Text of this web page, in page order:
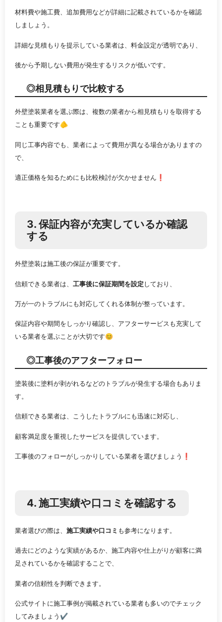
材料費や施工費、追加費用などが詳細に記載されているかを確認
しましょう。
詳細な見積もりを提示している業者は、料金設定が透明であり、
後から予期しない費用が発生するリスクが低いです。
◎相見積もりで比較する
外壁塗装業者を選ぶ際は、複数の業者から相見積もりを取得する
ことも重要です🫵
同じ工事内容でも、業者によって費用が異なる場合がありますの
で、
適正価格を知るためにも比較検討が欠かせません❗
3. 保証内容が充実しているか確認
する
外壁塗装は施工後の保証が重要です。
信頼できる業者は、 工事後に保証期間を設定しており、
万が一のトラブルにも対応してくれる体制が整っています。
保証内容や期間をしっかり確認し、アフターサービスも充実して
いる業者を選ぶことが大切です😊
◎工事後のアフターフォロー
塗装後に塗料が剥がれるなどのトラブルが発生する場合もありま
す。
信頼できる業者は、こうしたトラブルにも迅速に対応し、
顧客満足度を重視したサービスを提供しています。
工事後のフォローがしっかりしている業者を選びましょう❗
4. 施工実績や口コミを確認する
業者選びの際は、 施工実績や口コミ も参考になります。
過去にどのような実績があるか、施工内容や仕上がりが顧客に満
足されているかを確認することで、
業者の信頼性を判断できます。
公式サイトに施工事例が掲載されている業者も多いのでチェック
してみましょう✔️